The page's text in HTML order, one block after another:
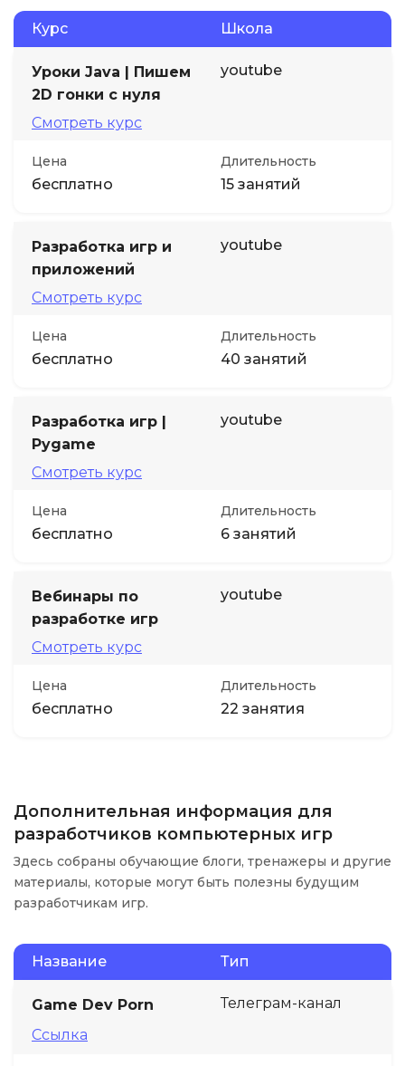
Курс Школа
Уроки Java | Пишем
2D гонки с нуля
Смотреть курс
youtube
Цена
бесплатно
Длительность
15 занятий
Разработка игр и
приложений
Смотреть курс
youtube
Цена
бесплатно
Длительность
40 занятий
Разработка игр |
Pygame
Смотреть курс
youtube
Цена
бесплатно
Длительность
6 занятий
Вебинары по
разработке игр
Смотреть курс
youtube
Цена
бесплатно
Длительность
22 занятия
Дополнительная информация для
разработчиков компьютерных игр
Здесь собраны обучающие блоги, тренажеры и другие
материалы, которые могут быть полезны будущим
разработчикам игр.
Название Тип
Game Dev Porn
Ссылка
Телеграм-канал